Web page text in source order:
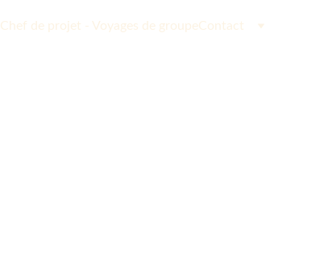
Chef de projet - Voyages de groupeContact